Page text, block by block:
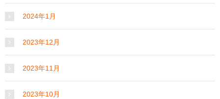
2024年1月
2023年12月
2023年11月
2023年10月